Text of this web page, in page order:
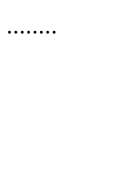
........